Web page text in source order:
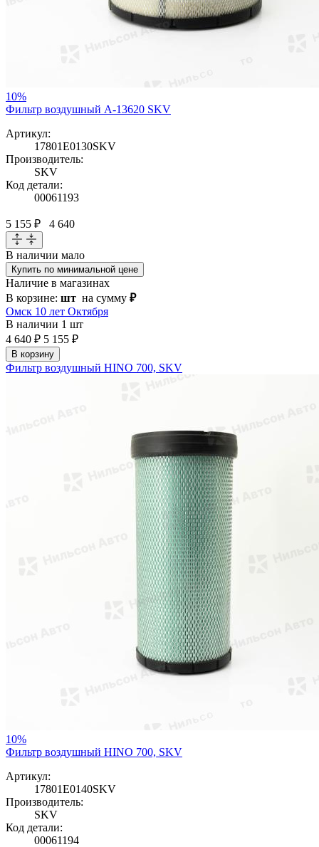
10%
Фильтр воздушный A-13620 SKV
Артикул:
17801E0130SKV
Производитель:
SKV
Код детали:
00061193
5 155 ₽ 4 640
В наличии мало
Купить по минимальной цене
Наличие в магазинах
В корзине: шт на сумму ₽
Омск 10 лет Октября
В наличии 1 шт
4 640 ₽ 5 155 ₽
В корзину
Фильтр воздушный HINO 700, SKV
10%
Фильтр воздушный HINO 700, SKV
Артикул:
17801E0140SKV
Производитель:
SKV
Код детали:
00061194